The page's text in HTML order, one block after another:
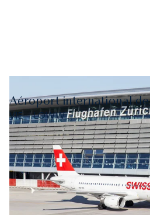
Aéroport international
VIE - LOWW